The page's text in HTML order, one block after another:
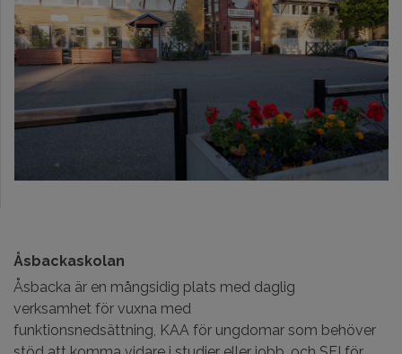
Åsbackaskolan
Åsbacka är en mångsidig plats med daglig
verksamhet för vuxna med
funktionsnedsättning, KAA för ungdomar som behöver